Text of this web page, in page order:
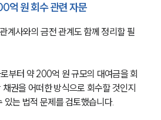
억 원 회수 관련 자문
계사와의 금전 관계도 함께 정리할 필
부터 약 200억 원 규모의 대여금을 회
권을 어떠한 방식으로 회수할 것인지
있는 법적 문제를 검토했습니다.